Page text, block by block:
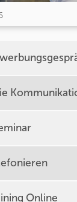
Online